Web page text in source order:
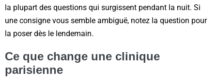
la plupart des questions qui surgissent pendant la nuit. Si
une consigne vous semble ambiguë, notez la question pour
la poser dès le lendemain.
Ce que change une clinique
parisienne